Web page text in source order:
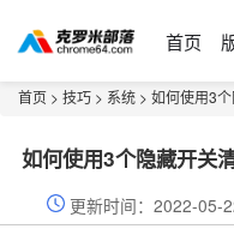
首页
首页 > 技巧 > 系统 > 如何使用3
如何使用3个隐藏开关
更新时间：2022-05-